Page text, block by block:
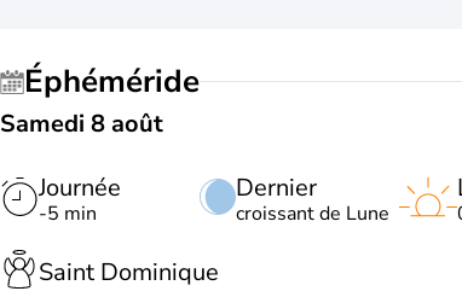
Éphéméride
Samedi 8 août
Journée
-5 min
Dernier
croissant de Lune
Saint Dominique